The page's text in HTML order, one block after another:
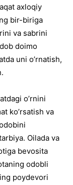
axloqiy
bir-biriga
va sabrini
doimo
uni o’rnatish,
o’rnini
ko’rsatish va
Oilada va
bevosita
odobli
poydevori